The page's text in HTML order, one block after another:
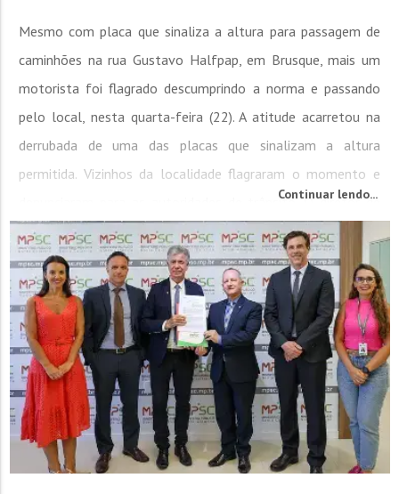
Mesmo com placa que sinaliza a altura para passagem de
caminhões na rua Gustavo Halfpap, em Brusque, mais um
motorista foi flagrado descumprindo a norma e passando
pelo local, nesta quarta-feira (22). A atitude acarretou na
derrubada de uma das placas que sinalizam a altura
permitida. Vizinhos da localidade flagraram o momento e
denunciaram para as autoridades de trânsito. O diretor de
Trânsito da Prefeitura de Brusque, Deivison Casagranda,
explicou que o motorista vai ser...
Continuar lendo...